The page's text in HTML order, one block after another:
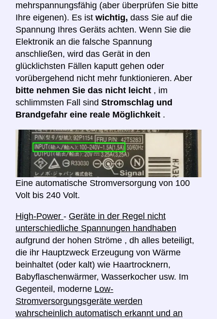
mehrspannungsfähig (aber überprüfen Sie bitte
Ihre eigenen). Es ist wichtig, dass Sie auf die
Spannung Ihres Geräts achten. Wenn Sie die
Elektronik an die falsche Spannung
anschließen, wird das Gerät in den
glücklichsten Fällen kaputt gehen oder
vorübergehend nicht mehr funktionieren. Aber
bitte nehmen Sie das nicht leicht , im
schlimmsten Fall sind Stromschlag und
Brandgefahr eine reale Möglichkeit .
Eine automatische Stromversorgung von 100
Volt bis 240 Volt.
High-Power - Geräte in der Regel nicht
unterschiedliche Spannungen handhaben
aufgrund der hohen Ströme , dh alles beteiligt,
die ihr Hauptzweck Erzeugung von Wärme
beinhaltet (oder kalt) wie Haartrocknern,
Babyflaschenwärmer, Wasserkocher usw. Im
Gegenteil, moderne Low-
Stromversorgungsgeräte werden
wahrscheinlich automatisch erkannt und an